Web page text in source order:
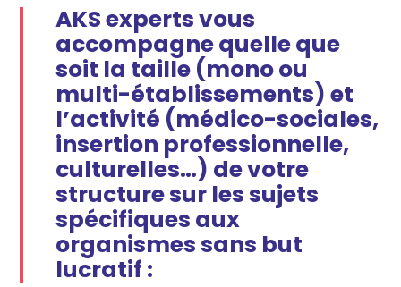
AKS experts vous
accompagne quelle que
soit la taille (mono ou
multi-établissements) et
l’activité (médico-sociales,
insertion professionnelle,
culturelles…) de votre
structure sur les sujets
spécifiques aux
organismes sans but
lucratif :